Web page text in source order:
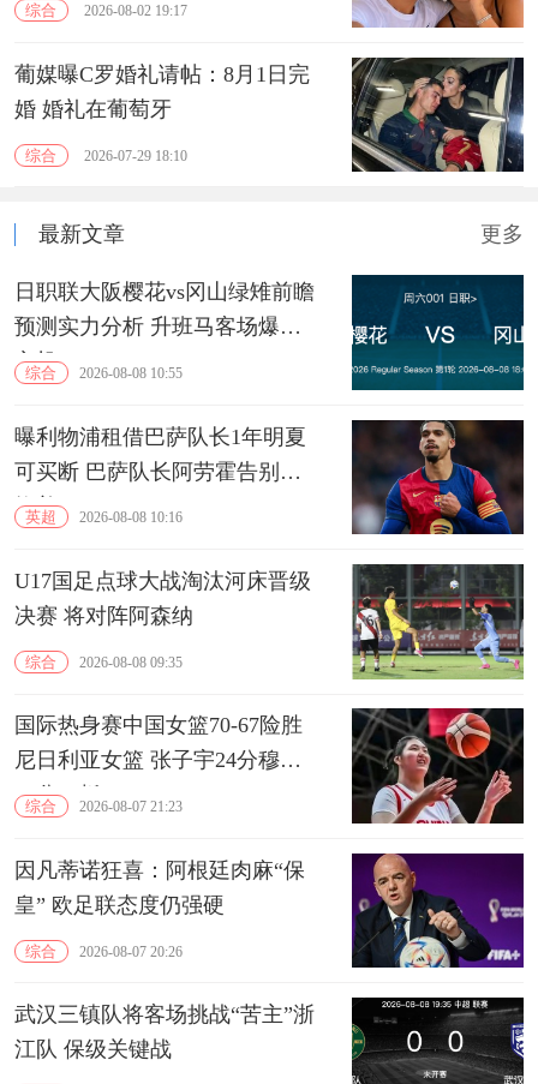
综合 2026-08-02 19:17
葡媒曝C罗婚礼请帖：8月1日完
婚 婚礼在葡萄牙
综合 2026-07-29 18:10
最新文章 更多
日职联大阪樱花vs冈山绿雉前瞻
预测实力分析 升班马客场爆冷
良机
综合 2026-08-08 10:55
曝利物浦租借巴萨队长1年明夏
可买断 巴萨队长阿劳霍告别诺
坎普
英超 2026-08-08 10:16
U17国足点球大战淘汰河床晋级
决赛 将对阵阿森纳
综合 2026-08-08 09:35
国际热身赛中国女篮70-67险胜
尼日利亚女篮 张子宇24分穆萨
15分10板
综合 2026-08-07 21:23
因凡蒂诺狂喜：阿根廷肉麻“保
皇” 欧足联态度仍强硬
综合 2026-08-07 20:26
武汉三镇队将客场挑战“苦主”浙
江队 保级关键战